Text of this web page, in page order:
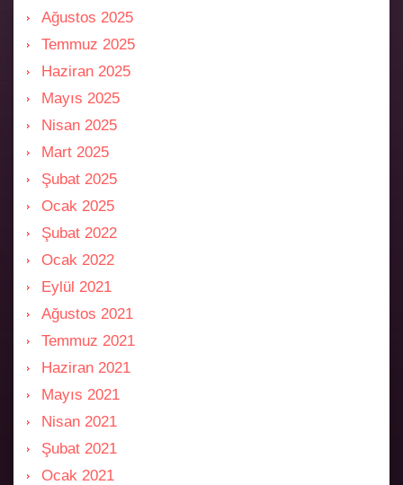
Ağustos 2025
Temmuz 2025
Haziran 2025
Mayıs 2025
Nisan 2025
Mart 2025
Şubat 2025
Ocak 2025
Şubat 2022
Ocak 2022
Eylül 2021
Ağustos 2021
Temmuz 2021
Haziran 2021
Mayıs 2021
Nisan 2021
Şubat 2021
Ocak 2021